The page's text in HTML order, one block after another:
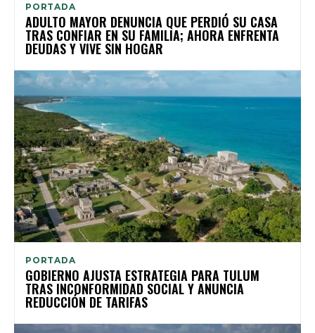
PORTADA
ADULTO MAYOR DENUNCIA QUE PERDIÓ SU CASA
TRAS CONFIAR EN SU FAMILIA; AHORA ENFRENTA
DEUDAS Y VIVE SIN HOGAR
PORTADA
GOBIERNO AJUSTA ESTRATEGIA PARA TULUM
TRAS INCONFORMIDAD SOCIAL Y ANUNCIA
REDUCCIÓN DE TARIFAS